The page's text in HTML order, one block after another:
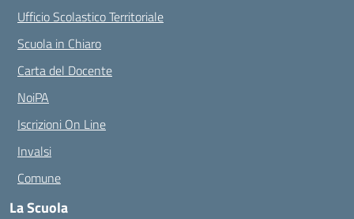
Ufficio Scolastico Territoriale
Scuola in Chiaro
Carta del Docente
NoiPA
Iscrizioni On Line
Invalsi
Comune
La Scuola